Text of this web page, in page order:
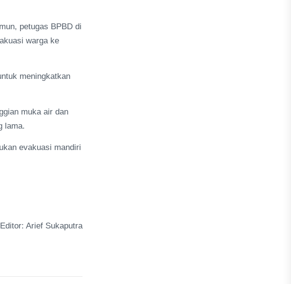
petugas BPBD di
warga ke
meningkatkan
muka air dan
lama.
evakuasi mandiri
Editor: Arief Sukaputra